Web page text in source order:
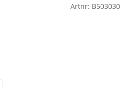
Artnr: B503030